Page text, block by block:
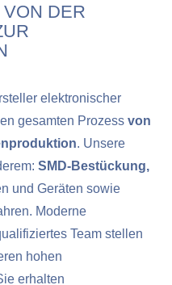
DER
elektronischer
gesamten Prozess von
. Unsere
SMD-Bestückung,
und Geräten sowie
Moderne
Team stellen
hohen
erhalten